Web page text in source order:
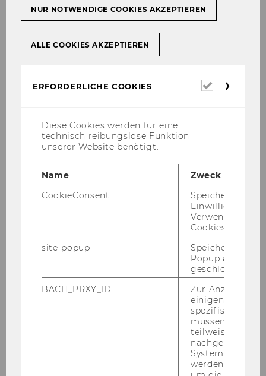
Vorbereitungstage (BaWiSo, BBE)
und Lernwochenende (WiRe)
STUDIUM
NUR NOTWENDIGE COOKIES AKZEPTIEREN
ALLE COOKIES AKZEPTIEREN
ERFORDERLICHE COOKIES
Diese Cookies werden für eine
technisch reibungslose Funktion
unserer Website benötigt.
Name
Zweck
CookieConsent
Speichert Ihre
Einwilligung zur
Verwendung von
Cookies.
site-popup
Speichert ob ein
Popup
geschlossen
BACH_PRXY_ID
Zur Anzeige von
einigen WU-
spezifischen
müssen
teilweise von
nachgelagerten
System
werden.